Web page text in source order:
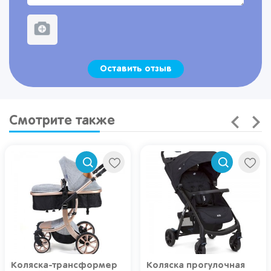
Оставить отзыв
Смотрите также
Коляска-трансформер
Коляска прогулочная